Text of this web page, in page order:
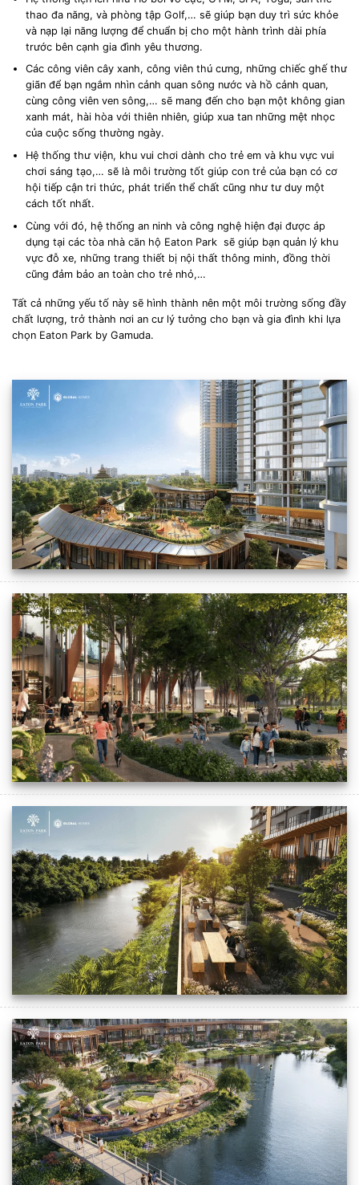
thao đa năng, và phòng tập Golf,… sẽ giúp bạn duy trì sức khỏe
và nạp lại năng lượng để chuẩn bị cho một hành trình dài phía
trước bên cạnh gia đình yêu thương.
Các công viên cây xanh, công viên thú cưng, những chiếc ghế thư
giãn để bạn ngắm nhìn cảnh quan sông nước và hồ cảnh quan,
cùng công viên ven sông,… sẽ mang đến cho bạn một không gian
xanh mát, hài hòa với thiên nhiên, giúp xua tan những mệt nhọc
của cuộc sống thường ngày.
Hệ thống thư viện, khu vui chơi dành cho trẻ em và khu vực vui
chơi sáng tạo,… sẽ là môi trường tốt giúp con trẻ của bạn có cơ
hội tiếp cận tri thức, phát triển thể chất cũng như tư duy một
cách tốt nhất.
Cùng với đó, hệ thống an ninh và công nghệ hiện đại được áp
dụng tại các tòa nhà căn hộ Eaton Park sẽ giúp bạn quản lý khu
vực đỗ xe, những trang thiết bị nội thất thông minh, đồng thời
cũng đảm bảo an toàn cho trẻ nhỏ,…
Tất cả những yếu tố này sẽ hình thành nên một môi trường sống đầy
chất lượng, trở thành nơi an cư lý tưởng cho bạn và gia đình khi lựa
chọn Eaton Park by Gamuda.